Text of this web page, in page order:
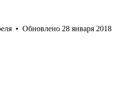
• Обновлено 28 января 2018